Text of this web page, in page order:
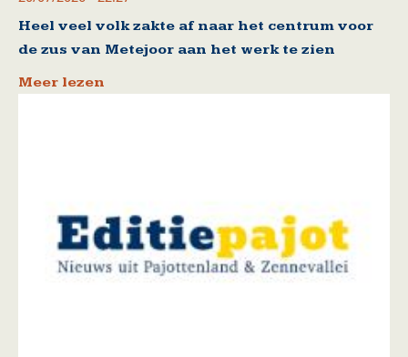
Heel veel volk zakte af naar het centrum voor
de zus van Metejoor aan het werk te zien
Meer lezen